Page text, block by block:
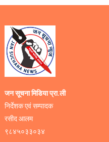
जन सूचना मिडिया प्रा.ली
निर्देशक एवं सम्पादक
रसीद आलम
९८४५०३३०३४